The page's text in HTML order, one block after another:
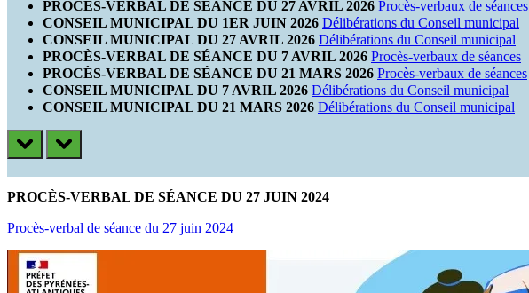
PROCÈS-VERBAL DE SÉANCE DU 27 AVRIL 2026 Procès-verbaux de séances
CONSEIL MUNICIPAL DU 1ER JUIN 2026 Délibérations du Conseil municipal
CONSEIL MUNICIPAL DU 27 AVRIL 2026 Délibérations du Conseil municipal
PROCÈS-VERBAL DE SÉANCE DU 7 AVRIL 2026 Procès-verbaux de séances
PROCÈS-VERBAL DE SÉANCE DU 21 MARS 2026 Procès-verbaux de séances
CONSEIL MUNICIPAL DU 7 AVRIL 2026 Délibérations du Conseil municipal
CONSEIL MUNICIPAL DU 21 MARS 2026 Délibérations du Conseil municipal
prev next
PROCÈS-VERBAL DE SÉANCE DU 27 JUIN 2024
Procès-verbal de séance du 27 juin 2024